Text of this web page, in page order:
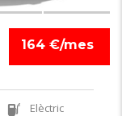
164 €/mes
Elèctric